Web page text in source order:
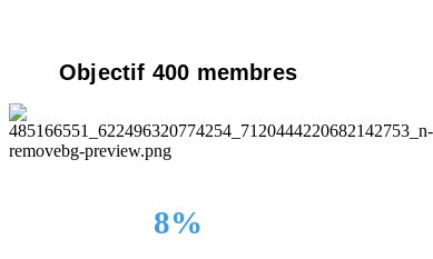
Objectif 400 membres
8%